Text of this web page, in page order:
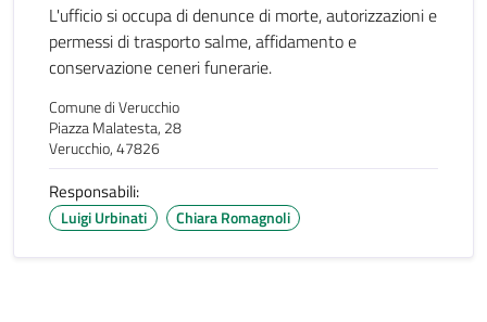
L'ufficio si occupa di denunce di morte, autorizzazioni e
permessi di trasporto salme, affidamento e
conservazione ceneri funerarie.
Comune di Verucchio
Piazza Malatesta, 28
Verucchio, 47826
Responsabili:
Luigi Urbinati Chiara Romagnoli